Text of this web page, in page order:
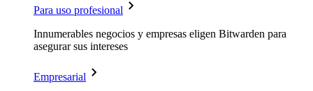
Para uso profesional
Innumerables negocios y empresas eligen Bitwarden para
asegurar sus intereses
Empresarial